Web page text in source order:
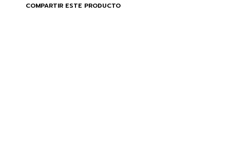
COMPARTIR ESTE PRODUCTO